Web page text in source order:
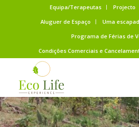
Equipa/Terapeutas Projecto
Aluguer de Espaço
Uma
Programa de Férias de
Condições Comerciais e